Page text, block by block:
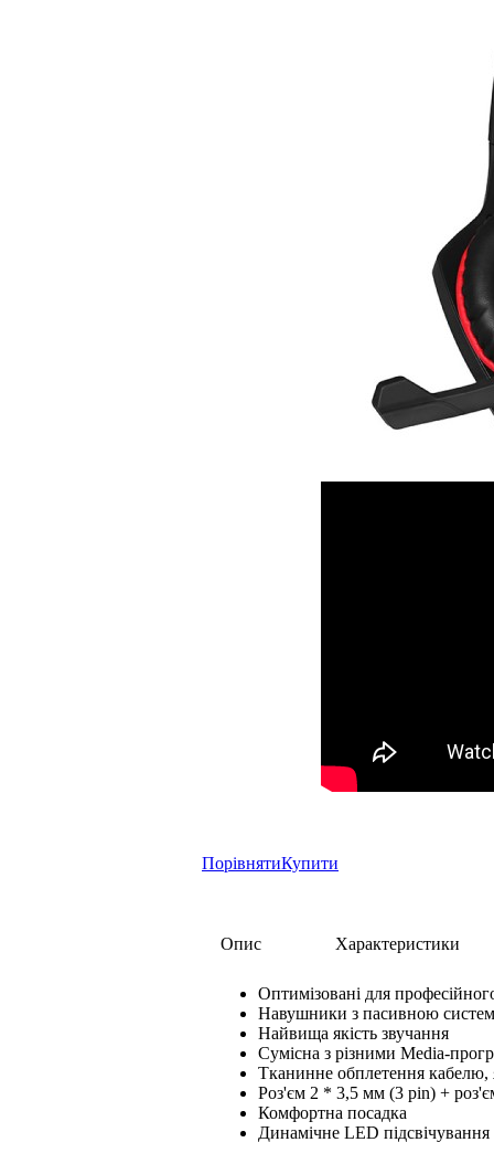
ПорівнятиКупити
Опис Характеристики
Оптимізовані для
Навушники з пасивною
Найвища якість звучання
Сумісна з різними Media-
Тканинне обплетення
Роз'єм 2 * 3,5 мм (3 pin) +
Комфортна посадка
Динамічне LED підсвічування